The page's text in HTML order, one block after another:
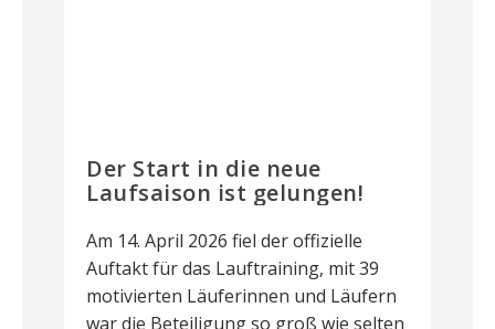
Der Start in die neue
Laufsaison ist gelungen!
Am 14. April 2026 fiel der offizielle
Auftakt für das Lauftraining, mit 39
motivierten Läuferinnen und Läufern
war die Beteiligung so groß wie selten